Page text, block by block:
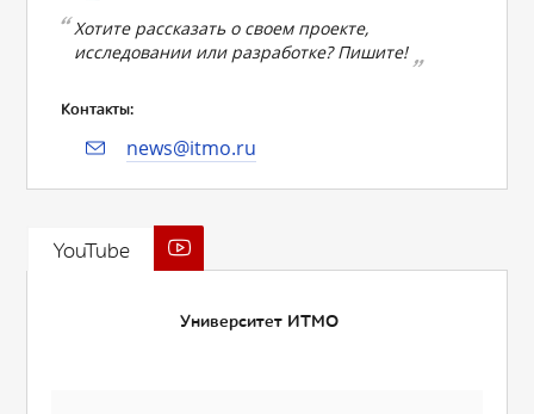
Хотите рассказать о своем проекте,
исследовании или разработке? Пишите!
Контакты:
news@itmo.ru
YouTube
Университет ИТМО